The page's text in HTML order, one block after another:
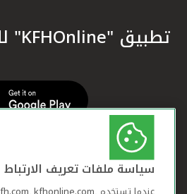
تطبيق "KFHOnline" للهواتف الذكية
سياسة ملفات تعريف الارتباط